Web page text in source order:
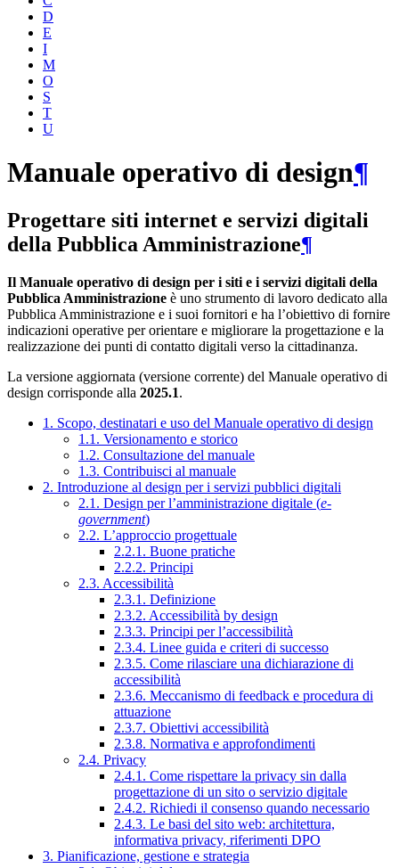
D
E
I
M
O
S
T
U
Manuale operativo di design¶
Progettare siti internet e servizi digitali
della Pubblica Amministrazione¶
Il Manuale operativo di design per i siti e i servizi digitali della
Pubblica Amministrazione è uno strumento di lavoro dedicato alla
Pubblica Amministrazione e i suoi fornitori e ha l’obiettivo di fornire
indicazioni operative per orientare e migliorare la progettazione e la
realizzazione dei punti di contatto digitali verso la cittadinanza.
La versione aggiornata (versione corrente) del Manuale operativo di
design corrisponde alla 2025.1.
1. Scopo, destinatari e uso del Manuale operativo di design
1.1. Versionamento e storico
1.2. Consultazione del manuale
1.3. Contribuisci al manuale
2. Introduzione al design per i servizi pubblici digitali
2.1. Design per l’amministrazione digitale (e-
government)
2.2. L’approccio progettuale
2.2.1. Buone pratiche
2.2.2. Principi
2.3. Accessibilità
2.3.1. Definizione
2.3.2. Accessibilità by design
2.3.3. Principi per l’accessibilità
2.3.4. Linee guida e criteri di successo
2.3.5. Come rilasciare una dichiarazione di
accessibilità
2.3.6. Meccanismo di feedback e procedura di
attuazione
2.3.7. Obiettivi accessibilità
2.3.8. Normativa e approfondimenti
2.4. Privacy
2.4.1. Come rispettare la privacy sin dalla
progettazione di un sito o servizio digitale
2.4.2. Richiedi il consenso quando necessario
2.4.3. Le basi del sito web: architettura,
informativa privacy, riferimenti DPO
3. Pianificazione, gestione e strategia